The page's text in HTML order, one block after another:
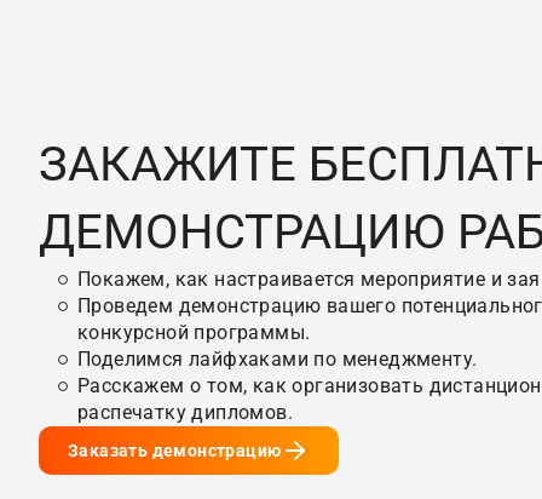
ЗАКАЖИТЕ
ДЕМОНСТРАЦИЮ
Покажем, как настраивается мероприятие и
Проведем демонстрацию вашего
конкурсной программы.
Поделимся лайфхаками по менеджменту.
Расскажем о том, как организовать
распечатку дипломов.
Заказать демонстрацию